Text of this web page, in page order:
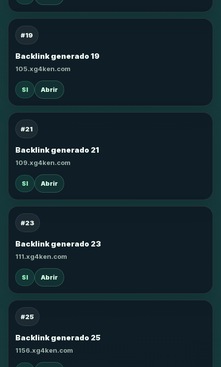
#19
Backlink generado 19
105.xg4ken.com
SI Abrir
#21
Backlink generado 21
109.xg4ken.com
SI Abrir
#23
Backlink generado 23
111.xg4ken.com
SI Abrir
#25
Backlink generado 25
1156.xg4ken.com